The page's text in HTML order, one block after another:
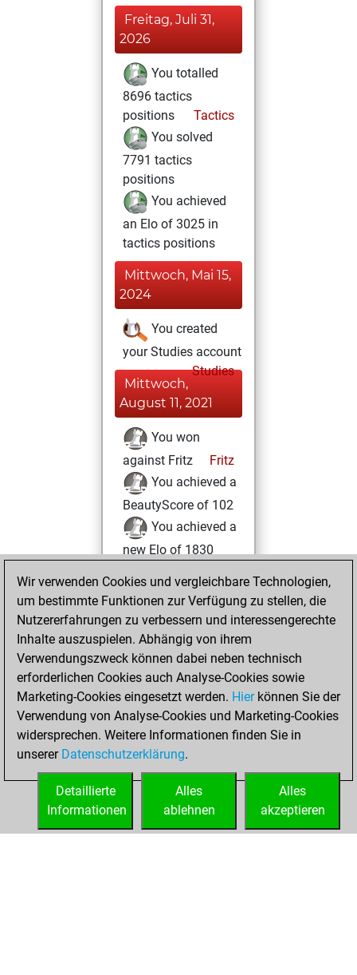
Freitag, Juli 31,
2026
You totalled
8696 tactics
positions
Tactics
You solved
7791 tactics
positions
You achieved
an Elo of 3025 in
tactics positions
Mittwoch, Mai 15,
2024
You created
your Studies account
Studies
Mittwoch,
August 11, 2021
You won
against Fritz
Fritz
You achieved a
BeautyScore of 102
You achieved a
new Elo of 1830
Montag, Februar
8, 2021
You created
your Fritz account
Fritz
Montag,
Dezember 14,
2020
You learned 3
positions
MyMoves
Wir verwenden Cookies und vergleichbare Technologien,
um bestimmte Funktionen zur Verfügung zu stellen, die
Nutzererfahrungen zu verbessern und interessengerechte
Inhalte auszuspielen. Abhängig von ihrem
Verwendungszweck können dabei neben technisch
erforderlichen Cookies auch Analyse-Cookies sowie
Marketing-Cookies eingesetzt werden. Hierkönnen Sie der
Verwendung von Analyse-Cookies und Marketing-Cookies
widersprechen. Weitere Informationen finden Sie in
unserer Datenschutzerklärung.
Alles
akzeptieren
Alles
ablehnen
Detaillierte
Informationen